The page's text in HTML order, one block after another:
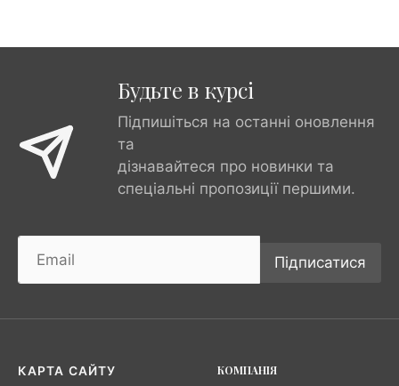
Будьте в курсі
Підпишіться на останні оновлення
та
дізнавайтеся про новинки та
спеціальні пропозиції першими.
Підписатися
КАРТА САЙТУ
КОМПАНІЯ